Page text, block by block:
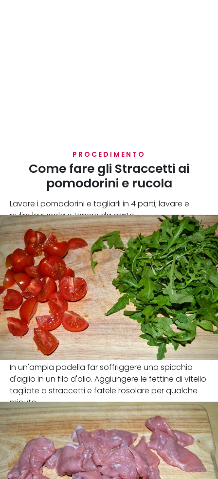
PROCEDIMENTO
Come fare gli Straccetti ai
pomodorini e rucola
Lavare i pomodorini e tagliarli in 4 parti; lavare e
pulire la rucola e tenere da parte.
In un'ampia padella far soffriggere uno spicchio
d'aglio in un filo d'olio. Aggiungere le fettine di vitello
tagliate a straccetti e fatele rosolare per qualche
minuto.